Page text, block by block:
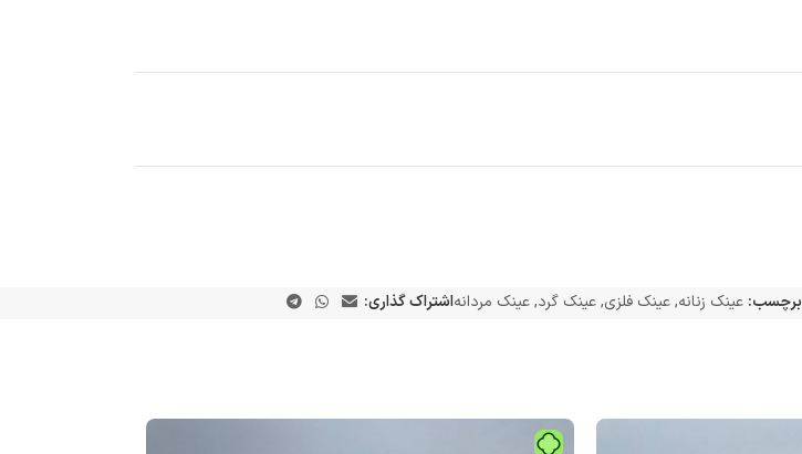
برچسب: عینک زنانه,عینک فلزی,عینک گرد,عینک مردانهاشتراک گذاری: